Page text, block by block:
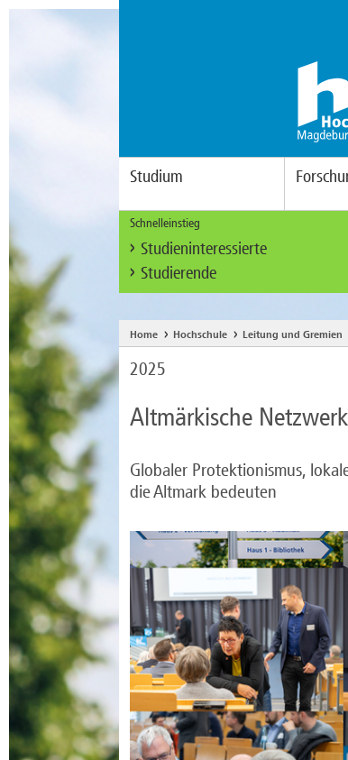
Studium
Schnelleinstieg
Studieninteressierte
Studierende
Home Hochschule Leitung und Gremien
2025
Altmärkische
Globaler Protektionismus,
die Altmark bedeuten